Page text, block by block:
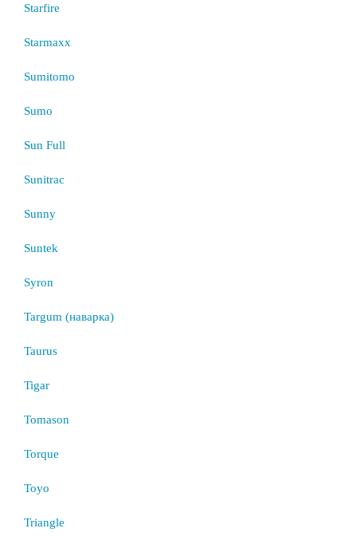
Starfire
Starmaxx
Sumitomo
Sumo
Sun Full
Sunitrac
Sunny
Suntek
Syron
Targum (наварка)
Taurus
Tigar
Tomason
Torque
Toyo
Triangle